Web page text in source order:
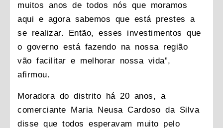
muitos anos de todos nós que moramos
aqui e agora sabemos que está prestes a
se realizar. Então, esses investimentos que
o governo está fazendo na nossa região
vão facilitar e melhorar nossa vida”,
afirmou.
Moradora do distrito há 20 anos, a
comerciante Maria Neusa Cardoso da Silva
disse que todos esperavam muito pelo